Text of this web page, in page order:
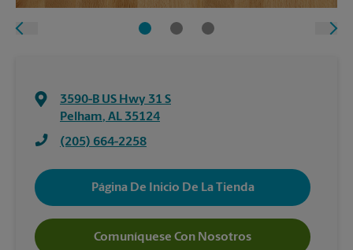
3590-B US Hwy 31 S
Pelham, AL 35124
(205) 664-2258
Página De Inicio De La Tienda
Comuníquese Con Nosotros